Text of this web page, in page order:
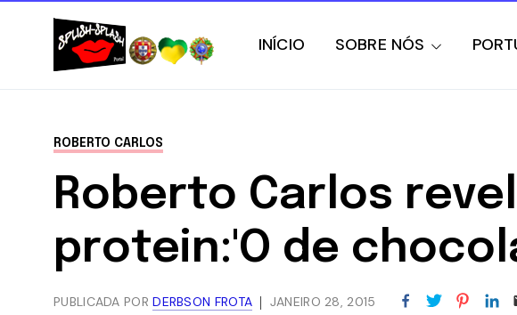
INÍCIO SOBRE NÓS
ROBERTO CARLOS
Roberto Carlos
protein:'O de
PUBLICADA PORDERBSON FROTA JANEIRO 28, 2015